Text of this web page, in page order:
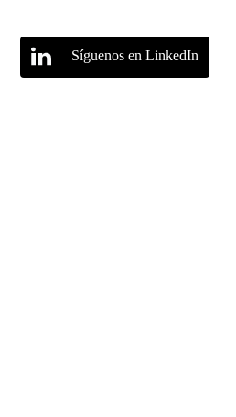
Síguenos en LinkedIn